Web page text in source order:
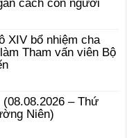
cách con người
XIV bổ nhiệm cha
Tham vấn viên Bộ
– Thứ
Niên)